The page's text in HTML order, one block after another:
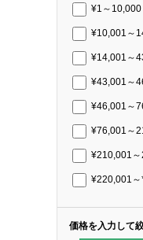
¥1～10,000
¥10,001～
¥14,001～
¥43,001～
¥46,001～
¥76,001～
¥210,001
¥220,001～
価格を入力して